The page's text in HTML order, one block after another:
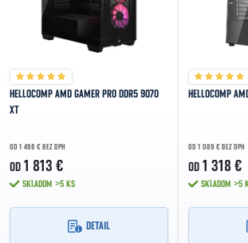
ABECEDNE
HELLOCOMP AMD GAMER PRO DDR5 9070
XT
OD 1 498 € BEZ DPH
OD 1 813 €
SKLADOM >5 KS
DETAIL
HELLOCOMP
OD 1 089 € BEZ DPH
OD 1 318 €
SKLADOM >5